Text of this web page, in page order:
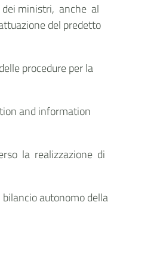
dei ministri, anche al
del predetto
procedure per la
and information
la realizzazione di
autonomo della